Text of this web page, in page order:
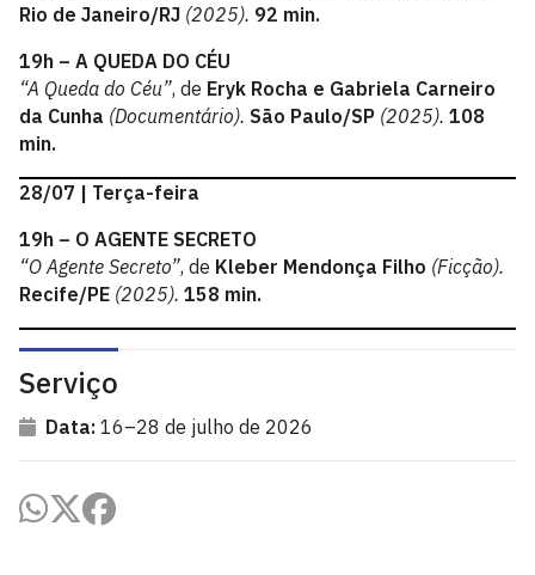
Rio de Janeiro/RJ (2025). 92 min.
19h – A QUEDA DO CÉU
“A Queda do Céu”, de Eryk Rocha e Gabriela Carneiro
da Cunha (Documentário). São Paulo/SP (2025). 108
min.
28/07 | Terça-feira
19h – O AGENTE SECRETO
“O Agente Secreto”, de Kleber Mendonça Filho (Ficção).
Recife/PE (2025). 158 min.
Serviço
Data: 16–28 de julho de 2026